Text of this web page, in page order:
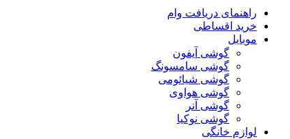
راهنمای دریافت وام
خرید اقساطی
موبایل
گوشی آیفون
گوشی سامسونگ
گوشی شیائومی
گوشی هواوی
گوشی آنر
گوشی نوکیا
لوازم خانگی